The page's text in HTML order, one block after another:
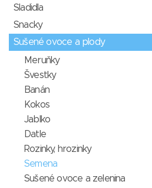
Sladidla
Snacky
Sušené ovoce a plody
Meruňky
Švestky
Banán
Kokos
Jablko
Datle
Rozinky, hrozinky
Semena
Sušené ovoce a zelenina